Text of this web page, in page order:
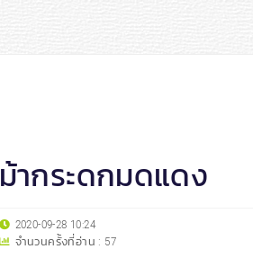
ม้ากระดกมดแดง
2020-09-28 10:24
จำนวนครั้งที่อ่าน : 57